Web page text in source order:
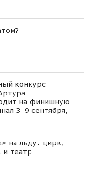
конкурс
на финишную
3–9 сентября,
на льду: цирк,
и театр